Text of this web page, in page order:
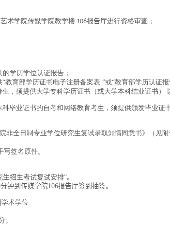
术学院传媒学院教学楼 106报告厅进行资格审查；
学历学位认证报告；
育部学历证书电子注册备案表 ”或“教育部学历认证报
，须提供大学专科学历证书（或大学本科结业证书
毕业证书的自考和网络教育考生，须提供颁发毕业
非全日制专业学位研究生复试录取知情同意书》（见附
写签名原件。
招生考试复试安排”。
分钟到传媒学院106报告厅签到抽签。
术学位
。